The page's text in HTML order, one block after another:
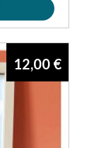
12,00 €